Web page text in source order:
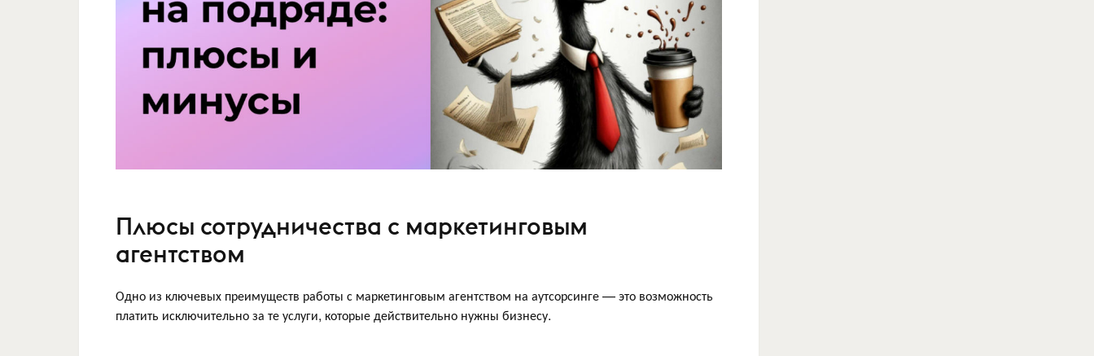
Плюсы сотрудничества с маркетинговым
агентством
Одно из ключевых преимуществ работы с маркетинговым агентством на аутсорсинге — это возможность
платить исключительно за те услуги, которые действительно нужны бизнесу.